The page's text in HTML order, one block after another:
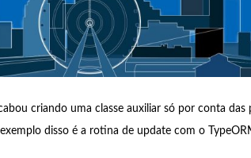
criando uma classe auxiliar só por conta
disso é a rotina de update com o